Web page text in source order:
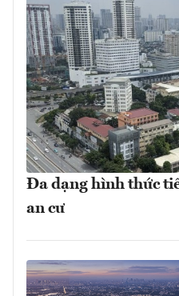
Đa dạng hình thức
an cư